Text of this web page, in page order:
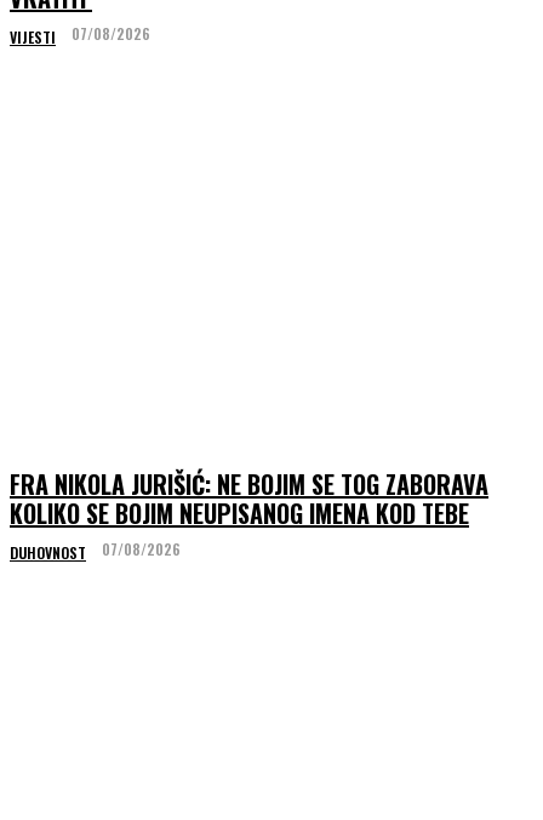
VIJESTI 07/08/2026
FRA NIKOLA JURIŠIĆ: NE BOJIM SE TOG ZABORAVA
KOLIKO SE BOJIM NEUPISANOG IMENA KOD TEBE
DUHOVNOST 07/08/2026